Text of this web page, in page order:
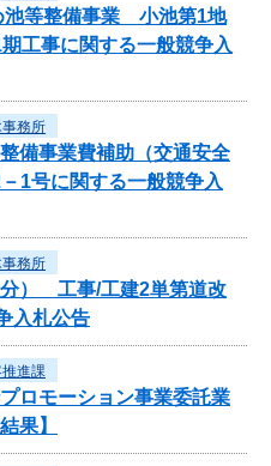
池等整備事業 小池第1地
工事に関する一般競争入
務所
備事業費補助（交通安全
1号に関する一般競争入
務所
） 工事/工建2単第道改
入札公告
進課
ロモーション事業委託業
果】